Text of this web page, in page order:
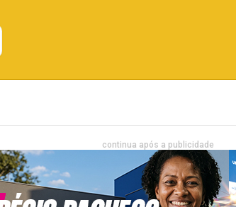
continua após a publicidade